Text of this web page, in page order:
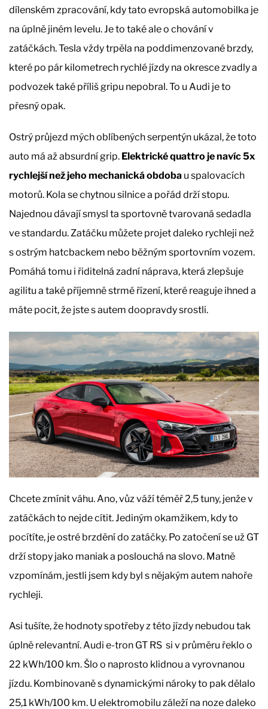
dílenském zpracování, kdy tato evropská automobilka je
na úplně jiném levelu. Je to také ale o chování v
zatáčkách. Tesla vždy trpěla na poddimenzované brzdy,
které po pár kilometrech rychlé jízdy na okresce zvadly a
podvozek také příliš gripu nepobral. To u Audi je to
přesný opak.
Ostrý průjezd mých oblíbených serpentýn ukázal, že toto
auto má až absurdní grip. Elektrické quattro je navíc 5x
rychlejší než jeho mechanická obdoba u spalovacích
motorů. Kola se chytnou silnice a pořád drží stopu.
Najednou dávají smysl ta sportovně tvarovaná sedadla
ve standardu. Zatáčku můžete projet daleko rychleji než
s ostrým hatcbackem nebo běžným sportovním vozem.
Pomáhá tomu i řiditelná zadní náprava, která zlepšuje
agilitu a také příjemně strmé řízení, které reaguje ihned a
máte pocit, že jste s autem doopravdy srostli.
Chcete zmínit váhu. Ano, vůz váží téměř 2,5 tuny, jenže v
zatáčkách to nejde cítit. Jediným okamžikem, kdy to
pocítíte, je ostré brzdění do zatáčky. Po zatočení se už GT
drží stopy jako maniak a poslouchá na slovo. Matně
vzpomínám, jestli jsem kdy byl s nějakým autem nahoře
rychleji.
Asi tušíte, že hodnoty spotřeby z této jízdy nebudou tak
úplně relevantní. Audi e-tron GT RS si v průměru řeklo o
22 kWh/100 km. Šlo o naprosto klidnou a vyrovnanou
jízdu. Kombinovaně s dynamickými nároky to pak dělalo
25,1 kWh/100 km. U elektromobilu záleží na noze daleko